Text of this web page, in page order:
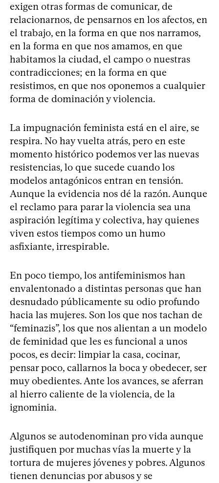
exigen otras formas de comunicar, de
relacionarnos, de pensarnos en los afectos, en
el trabajo, en la forma en que nos narramos,
en la forma en que nos amamos, en que
habitamos la ciudad, el campo o nuestras
contradicciones; en la forma en que
resistimos, en que nos oponemos a cualquier
forma de dominación y violencia.
La impugnación feminista está en el aire, se
respira. No hay vuelta atrás, pero en este
momento histórico podemos ver las nuevas
resistencias, lo que sucede cuando los
modelos antagónicos entran en tensión.
Aunque la evidencia nos dé la razón. Aunque
el reclamo para parar la violencia sea una
aspiración legítima y colectiva, hay quienes
viven estos tiempos como un humo
asfixiante, irrespirable.
En poco tiempo, los antifeminismos han
envalentonado a distintas personas que han
desnudado públicamente su odio profundo
hacia las mujeres. Son los que nos tachan de
“feminazis”, los que nos alientan a un modelo
de feminidad que les es funcional a unos
pocos, es decir: limpiar la casa, cocinar,
pensar poco, callarnos la boca y obedecer, ser
muy obedientes. Ante los avances, se aferran
al hierro caliente de la violencia, de la
ignominia.
Algunos se autodenominan pro vida aunque
justifiquen por muchas vías la muerte y la
tortura de mujeres jóvenes y pobres. Algunos
tienen denuncias por abusos y se